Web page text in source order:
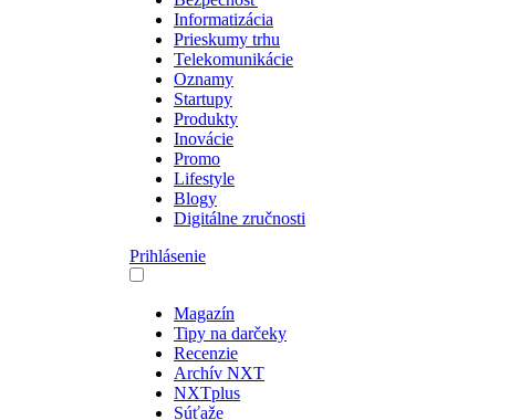
Informatizácia
Prieskumy trhu
Telekomunikácie
Oznamy
Startupy
Produkty
Inovácie
Promo
Lifestyle
Blogy
Digitálne zručnosti
Prihlásenie
Magazín
Tipy na darčeky
Recenzie
Archív NXT
NXTplus
Súťaže